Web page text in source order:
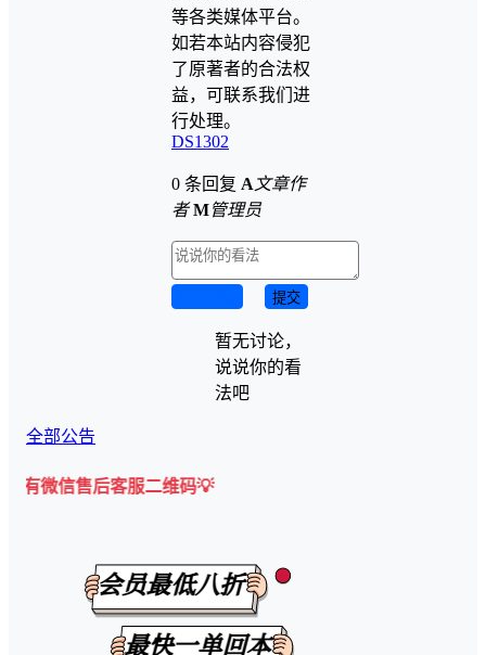
等各类媒体平台。
如若本站内容侵犯
了原著者的合法权
益，可联系我们进
行处理。
DS1302
0 条回复 A 文章作
者 M管理员
提交
暂无讨论，
说说你的看
法吧
全部公告
售后客服二维码💡